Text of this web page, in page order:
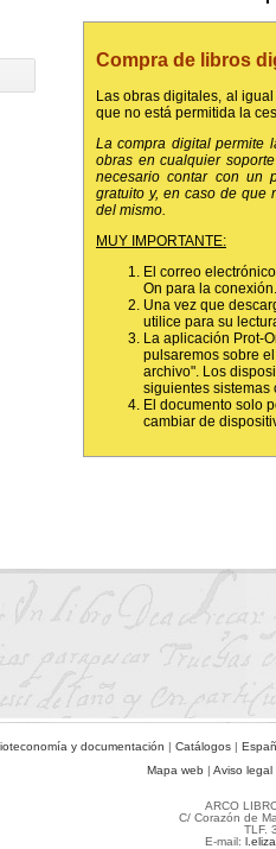
Compra de libros
Las obras digitales, al
que no está permitida la
La compra digital permite
obras en cualquier
necesario contar con un
gratuito y, en caso de que
del mismo.
MUY IMPORTANTE:
El correo
On para la conexión.
Una vez que
utilice para su
La aplicación Prot-
pulsaremos sobre
archivo". Los
siguientes sistemas
El documento solo
cambiar de
y documentación | Catálogos |
Mapa web | Aviso legal
ARCO
C/ Corazón de
TLF.
E-mail: